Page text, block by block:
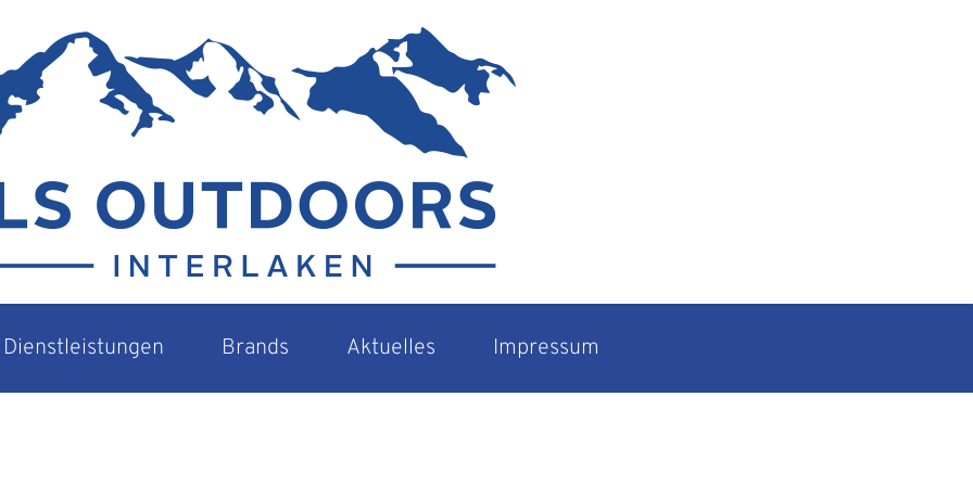
Dienstleistungen Brands Aktuelles Impressum